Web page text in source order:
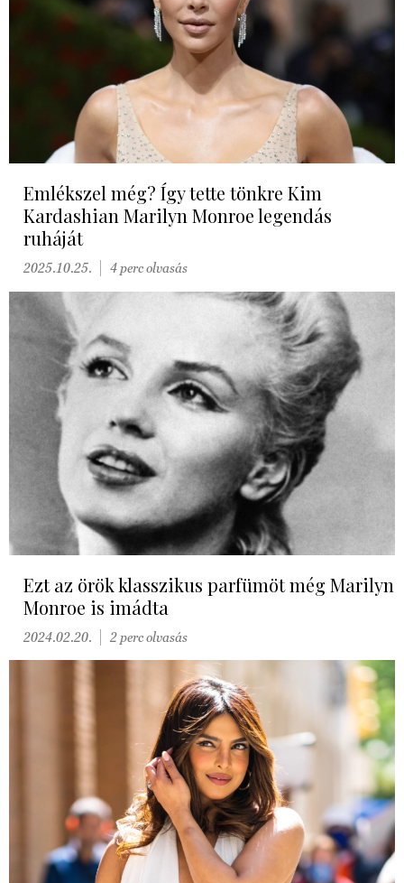
Emlékszel még? Így tette tönkre Kim
Kardashian Marilyn Monroe legendás
ruháját
2025.10.25. 4 perc olvasás
Ezt az örök klasszikus parfümöt még Marilyn
Monroe is imádta
2024.02.20. 2 perc olvasás